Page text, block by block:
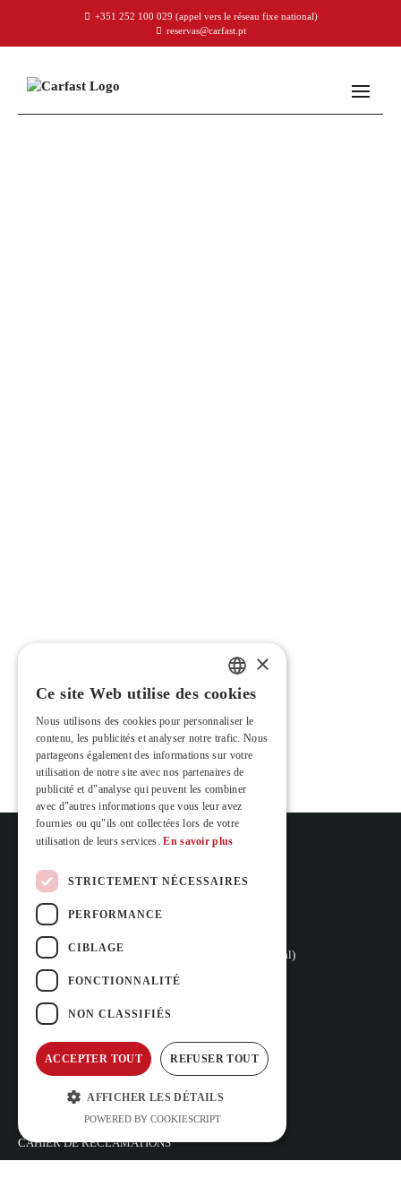
+351 252 100 029 (appel vers le réseau fixe national)
reservas@carfast.pt
Rua Vasconcelos Costa, nº 466
4470-558 Moreira,
+351 252 100 029
(appel vers le réseau fixe national)
reservas@carfast.pt
QUESTIONS FRÉQUEMMENT
POSÉES
TERMES ET CONDITIONS
POLITIQUE DE
CONFIDENTIALITÉ ET DE
PROTECTION DES DONNÉES
CAHIER DE RÉCLAMATIONS
PORTUGUESE
FRENCH
×
Ce site Web utilise des cookies
Nous utilisons des cookies pour personnaliser le
contenu, les publicités et analyser notre trafic. Nous
partageons également des informations sur votre
utilisation de notre site avec nos partenaires de
publicité et d"analyse qui peuvent les combiner
avec d"autres informations que vous leur avez
fournies ou qu"ils ont collectées lors de votre
utilisation de leurs services. En savoir plus
STRICTEMENT NÉCESSAIRES
PERFORMANCE
CIBLAGE
FONCTIONNALITÉ
NON CLASSIFIÉS
ACCEPTER TOUT REFUSER TOUT
AFFICHER LES DÉTAILS
POWERED BY COOKIESCRIPT